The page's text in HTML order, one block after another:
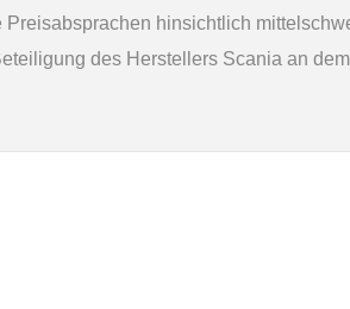
hinsichtlich
des Herstellers Scania an